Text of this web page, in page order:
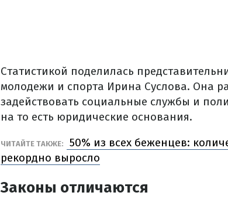
Статистикой поделилась
молодежи и спорта Ирина Суслова. Она
задействовать социальные службы и
на то есть юридические основания.
ЧИТАЙТЕ ТАКЖЕ:
50% из всех беженцев:
рекордно выросло
Законы отличаются